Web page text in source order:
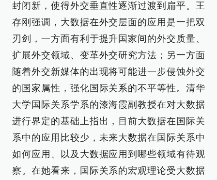
封闭新，使得外交垂直性逐渐过渡到扁平。王
存刚强调，大数据在外交层面的应用是一把双
刃剑，一方面有利于提升国家间的外交质量、
扩展外交领域、变革外交研究方法；另一方面
随着外交新媒体的出现将可能进一步侵蚀外交
的国家属性，强化国际关系的不平等性。清华
大学国际关系学系的漆海霞副教授在对大数据
进行界定的基础上指出，目前大数据在国际关
系中的应用比较少，未来大数据在国际关系中
如何应用、以及大数据应用到哪些领域有待观
察。在她看来，国际关系的宏观理论受大数据